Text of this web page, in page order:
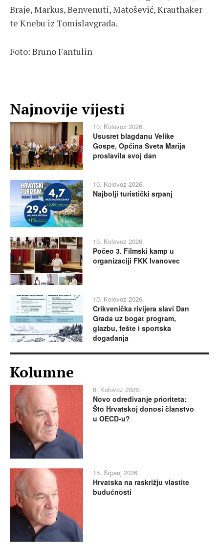
Braje, Markus, Benvenuti, Matošević, Krauthaker
te Knebu iz Tomislavgrada.
Foto: Bruno Fantulin
Najnovije vijesti
10. Kolovoz 2026.
Ususret blagdanu Velike
Gospe, Općina Sveta Marija
proslavila svoj dan
10. Kolovoz 2026.
Najbolji turistički srpanj
10. Kolovoz 2026.
Počeo 3. Filmski kamp u
organizaciji FKK Ivanovec
10. Kolovoz 2026.
Crikvenička rivijera slavi Dan
Grada uz bogat program,
glazbu, fešte i sportska
događanja
Kolumne
6. Kolovoz 2026.
Novo određivanje prioriteta:
Što Hrvatskoj donosi članstvo
u OECD-u?
15. Srpanj 2026.
Hrvatska na raskrižju vlastite
budućnosti